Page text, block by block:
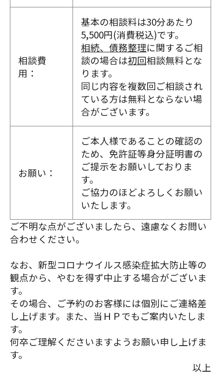
相談費
用：
基本の相談料は30分あたり
5,500円(消費税込)です。
相続、債務整理に関するご相
談の場合は初回相談無料とな
ります。
同じ内容を複数回ご相談され
ている方は無料とならない場
合がございます。
お願い：
ご本人様であることの確認の
ため、免許証等身分証明書の
ご提示をお願いしておりま
す。
ご協力のほどよろしくお願い
いたします。
ご不明な点がございましたら、遠慮なくお問い
合わせください。
なお、新型コロナウイルス感染症拡大防止等の
観点から、やむを得ず中止する場合がございま
す。
その場合、ご予約のお客様には個別にご連絡差
し上げます。また、当ＨＰでもご案内いたしま
す。
何卒ご理解くださいますようお願い申し上げま
す。
以上